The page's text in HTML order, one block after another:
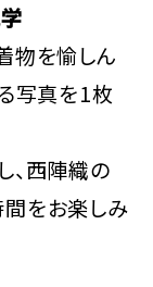
物を愉しん
写真を1枚
、西陣織の
をお楽しみ